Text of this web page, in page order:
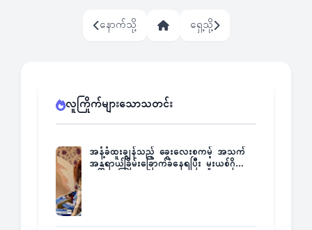
နောက်သို့ ရှေ့သို့
လူကြိုက်များသောသတင်း
အနံ့ခံထူးချွန်သည့် ခွေးလေးစကမ့် အသက်
အန္တရာယ်ခြိမ်းခြောက်ခံနေရပြီး မူးယစ်ဂိုဏ်း